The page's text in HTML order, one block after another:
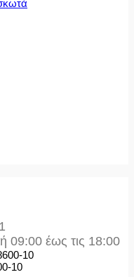
09:00 έως τις 18:00
10